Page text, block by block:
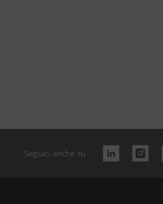
Seguici anche su